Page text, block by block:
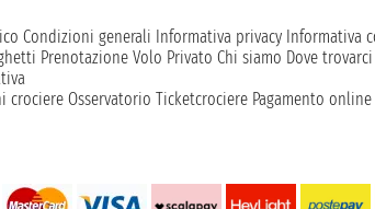
Condizioni generali Informativa privacy Informativa
Prenotazione Volo Privato Chi siamo Dove trovarci
crociere Osservatorio Ticketcrociere Pagamento online